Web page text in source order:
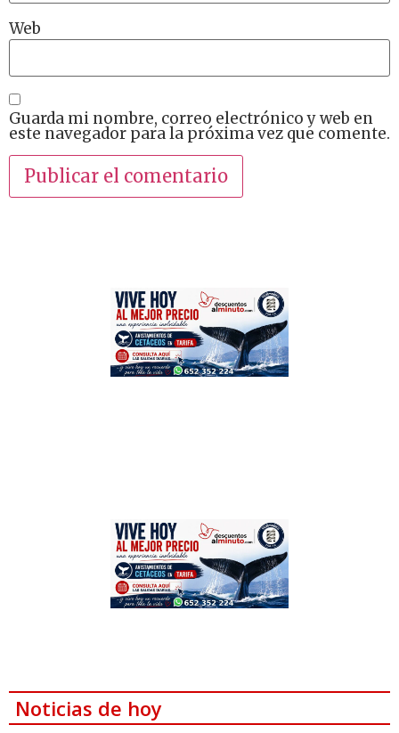
Web
Guarda mi nombre, correo electrónico y web en
este navegador para la próxima vez que comente.
Noticias de hoy